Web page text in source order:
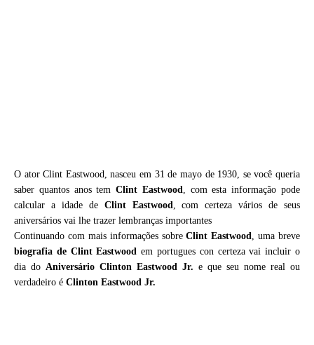
O ator Clint Eastwood, nasceu em 31 de mayo de 1930, se você queria
saber quantos anos temClint Eastwood, com esta informação pode
calcular a idade de Clint Eastwood, com certeza vários de seus
aniversários vai lhe trazer lembranças importantes
Continuando com mais informações sobreClint Eastwood, uma breve
biografia de Clint Eastwood em portugues con certeza vai incluir o
dia do Aniversário Clinton Eastwood Jr. e que seu nome real ou
verdadeiro é Clinton Eastwood Jr.